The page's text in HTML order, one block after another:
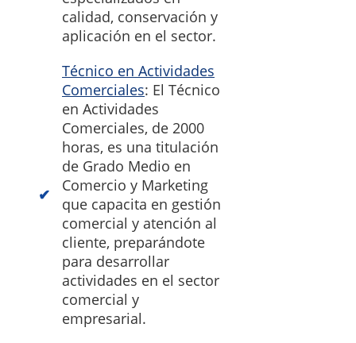
calidad, conservación y
aplicación en el sector.
Técnico en Actividades
Comerciales: El Técnico
en Actividades
Comerciales, de 2000
horas, es una titulación
de Grado Medio en
Comercio y Marketing
que capacita en gestión
comercial y atención al
cliente, preparándote
para desarrollar
actividades en el sector
comercial y
empresarial.